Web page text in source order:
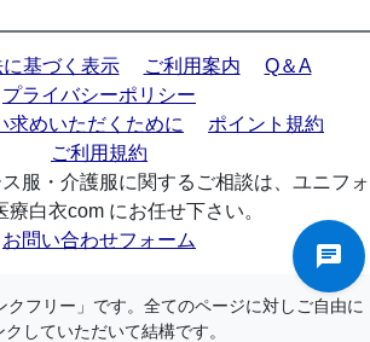
基づく表示 ご利用案内
Q＆A
プライバシーポリシー
求めいただくために
ポイント規約
ご利用規約
服・介護服に関するご相談は、ユニフォ
療白衣com にお任せ下さい。
お問い合わせフォーム
クフリー」です。全てのページに対しご自由に
クしていただいて結構です。